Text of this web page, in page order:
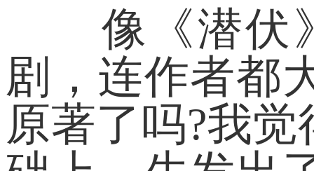
像《潜伏》
剧，连作者都
原著了吗?我